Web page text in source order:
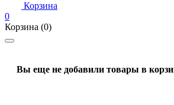
Корзина
0
Корзина (0)
Вы еще не добавили товары в